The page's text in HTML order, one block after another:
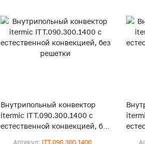
Внутрипольный конвектор
itermic ITT.090.300.1400 с
естественной конвекцией, без
Артикул: ITT.090.300.1400